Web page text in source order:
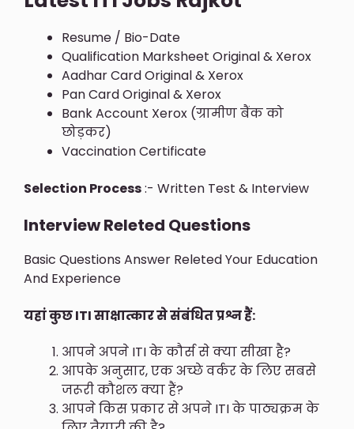
Resume / Bio-Date
Qualification Marksheet Original & Xerox
Aadhar Card Original & Xerox
Pan Card Original & Xerox
Bank Account Xerox (ग्रामीण बैंक को
छोड़कर)
Vaccination Certificate
Selection Process:- Written Test & Interview
Interview Releted Questions
Basic Questions Answer Releted Your Education
And Experience
यहां कुछ ITI साक्षात्कार से संबंधित प्रश्न हैं:
आपने अपने ITI के कौर्स से क्या सीखा है?
आपके अनुसार, एक अच्छे वर्कर के लिए सबसे
जरूरी कौशल क्या हैं?
आपने किस प्रकार से अपने ITI के पाठ्यक्रम के